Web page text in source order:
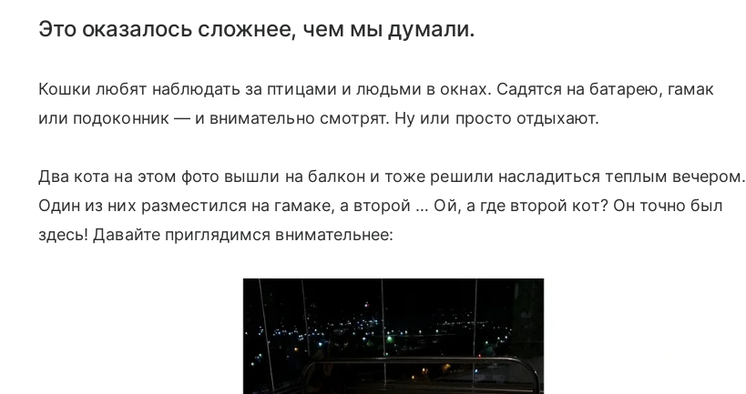
Это оказалось сложнее, чем мы думали.
Кошки любят наблюдать за птицами и людьми в окнах. Садятся на батарею, гамак
или подоконник — и внимательно смотрят. Ну или просто отдыхают.
Два кота на этом фото вышли на балкон и тоже решили насладиться теплым вечером.
Один из них разместился на гамаке, а второй … Ой, а где второй кот? Он точно был
здесь! Давайте приглядимся внимательнее: